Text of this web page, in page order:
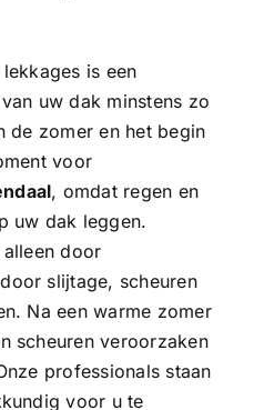
is een
uw dak minstens zo
de zomer en het begin
voor
, omdat regen en
uw dak leggen.
door
slijtage, scheuren
Na een warme zomer
scheuren veroorzaken
professionals staan
voor u te